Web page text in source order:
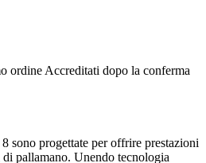
ordine Accreditati dopo la conferma
sono progettate per offrire prestazioni
pallamano. Unendo tecnologia